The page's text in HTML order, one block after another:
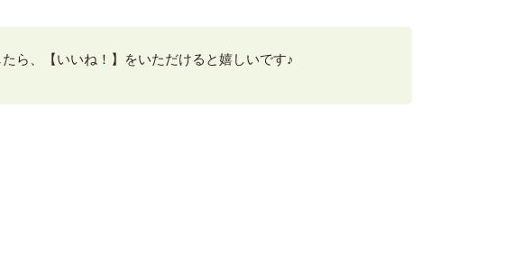
ら、【いいね！】をいただけると嬉しいです♪